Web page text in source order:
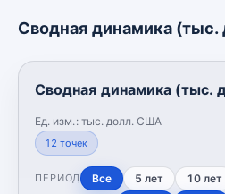
Сводная динамика
Сводная динамика (тыс.
Ед. изм.: тыс. долл. США
12 точек
ПЕРИОД Все 5 лет 10 лет